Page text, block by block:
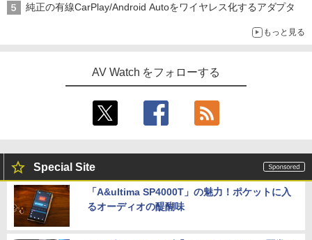
純正の有線CarPlay/Android Autoをワイヤレス化するアダプタ
もっと見る
AV Watch をフォローする
Special Site
「A&ultima SP4000T」の魅力！ポケットに入
るオーディオの醍醐味